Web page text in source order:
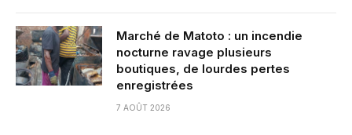
Marché de Matoto : un incendie
nocturne ravage plusieurs
boutiques, de lourdes pertes
enregistrées
7 AOÛT 2026